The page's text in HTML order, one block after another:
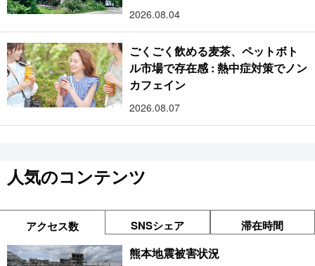
2026.08.04
ごくごく飲める麦茶、ペットボト
ル市場で存在感 : 熱中症対策でノン
カフェイン
2026.08.07
人気のコンテンツ
アクセス数 SNSシェア 滞在時間
熊本地震被害状況